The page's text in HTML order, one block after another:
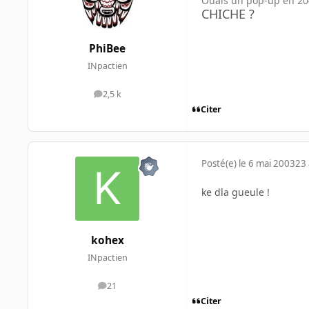
PhiBee
INpactien
2,5 k
messages
CHICHE ?
Citer
kohex
INpactien
21
messages
Posté(e) le 6 mai 200323
ke dla gueule !
Citer